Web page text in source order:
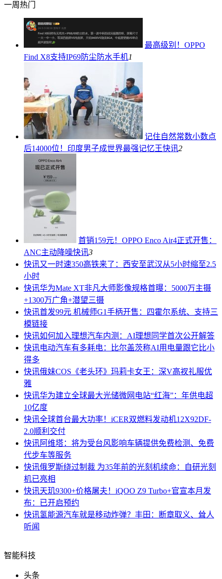
一周热门
最高级别！OPPO
Find X8支持IP69防尘防水手机1
记住自然常数小数点
后14000位！印度男子成世界最强记忆王快讯2
首销159元！OPPO Enco Air4正式开售：
ANC主动降噪快讯3
快讯又一时速350高铁来了：西安至武汉从5小时缩至2.5
小时
快讯华为Mate XT非凡大师影像规格首曝：5000万主摄
+1300万广角+潜望三摄
快讯首发99元 机械师G1手柄开售：四霍尔系统、支持三
模链接
快讯如何加入理想汽车内测：AI理想同学首次公开解答
快讯电动汽车有多耗电：比尔盖茨称AI用电量跟它比小
得多
快讯俄妹COS《老头环》玛莉卡女王：深V高衩礼服优
雅
快讯华为建立全球最大光储微网电站“红海”：年供电超
10亿度
快讯全球首台最大功率！iCER双燃料发动机12X92DF-
2.0顺利交付
快讯阿维塔：将为受台风影响车辆提供免费检测、免费
代步车等服务
快讯俄罗斯绕过制裁 为35年前的光刻机续命：自研光刻
机已亮相
快讯天玑9300+价格屠夫！iQOO Z9 Turbo+官宣本月发
布：已开启预约
快讯氢能源汽车就是移动炸弹？丰田：断章取义、耸人
听闻
智能科技
头条